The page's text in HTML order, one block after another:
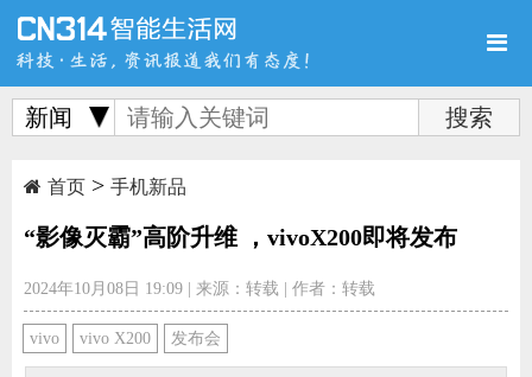
首页
导购
新闻
首页> 手机新品
“影像灭霸”高阶升维 ，vivoX200即将发布
2024年10月08日 19:09| 来源：转载 | 作者：转载
vivo vivo X200 发布会